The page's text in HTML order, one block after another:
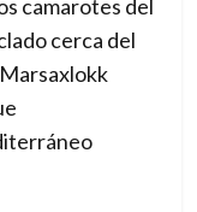
camarotes del
cerca del